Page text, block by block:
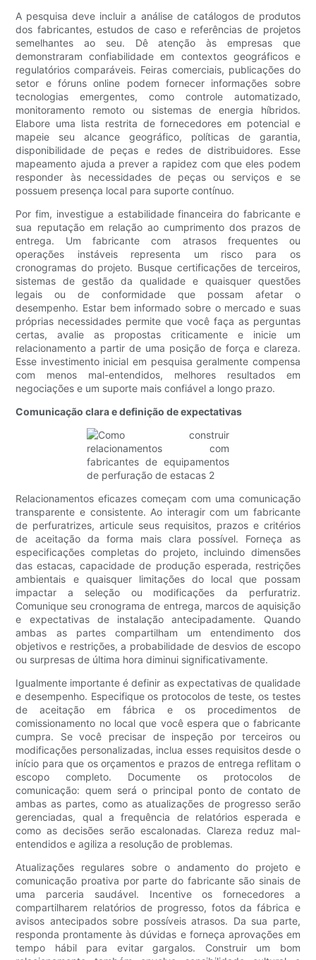
A pesquisa deve incluir a análise de catálogos de produtos
dos fabricantes, estudos de caso e referências de projetos
semelhantes ao seu. Dê atenção às empresas que
demonstraram confiabilidade em contextos geográficos e
regulatórios comparáveis. Feiras comerciais, publicações do
setor e fóruns online podem fornecer informações sobre
tecnologias emergentes, como controle automatizado,
monitoramento remoto ou sistemas de energia híbridos.
Elabore uma lista restrita de fornecedores em potencial e
mapeie seu alcance geográfico, políticas de garantia,
disponibilidade de peças e redes de distribuidores. Esse
mapeamento ajuda a prever a rapidez com que eles podem
responder às necessidades de peças ou serviços e se
possuem presença local para suporte contínuo.
Por fim, investigue a estabilidade financeira do fabricante e
sua reputação em relação ao cumprimento dos prazos de
entrega. Um fabricante com atrasos frequentes ou
operações instáveis ​​representa um risco para os
cronogramas do projeto. Busque certificações de terceiros,
sistemas de gestão da qualidade e quaisquer questões
legais ou de conformidade que possam afetar o
desempenho. Estar bem informado sobre o mercado e suas
próprias necessidades permite que você faça as perguntas
certas, avalie as propostas criticamente e inicie um
relacionamento a partir de uma posição de força e clareza.
Esse investimento inicial em pesquisa geralmente compensa
com menos mal-entendidos, melhores resultados em
negociações e um suporte mais confiável a longo prazo.
Comunicação clara e definição de expectativas
Relacionamentos eficazes começam com uma comunicação
transparente e consistente. Ao interagir com um fabricante
de perfuratrizes, articule seus requisitos, prazos e critérios
de aceitação da forma mais clara possível. Forneça as
especificações completas do projeto, incluindo dimensões
das estacas, capacidade de produção esperada, restrições
ambientais e quaisquer limitações do local que possam
impactar a seleção ou modificações da perfuratriz.
Comunique seu cronograma de entrega, marcos de aquisição
e expectativas de instalação antecipadamente. Quando
ambas as partes compartilham um entendimento dos
objetivos e restrições, a probabilidade de desvios de escopo
ou surpresas de última hora diminui significativamente.
Igualmente importante é definir as expectativas de qualidade
e desempenho. Especifique os protocolos de teste, os testes
de aceitação em fábrica e os procedimentos de
comissionamento no local que você espera que o fabricante
cumpra. Se você precisar de inspeção por terceiros ou
modificações personalizadas, inclua esses requisitos desde o
início para que os orçamentos e prazos de entrega reflitam o
escopo completo. Documente os protocolos de
comunicação: quem será o principal ponto de contato de
ambas as partes, como as atualizações de progresso serão
gerenciadas, qual a frequência de relatórios esperada e
como as decisões serão escalonadas. Clareza reduz mal-
entendidos e agiliza a resolução de problemas.
Atualizações regulares sobre o andamento do projeto e
comunicação proativa por parte do fabricante são sinais de
uma parceria saudável. Incentive os fornecedores a
compartilharem relatórios de progresso, fotos da fábrica e
avisos antecipados sobre possíveis atrasos. Da sua parte,
responda prontamente às dúvidas e forneça aprovações em
tempo hábil para evitar gargalos. Construir um bom